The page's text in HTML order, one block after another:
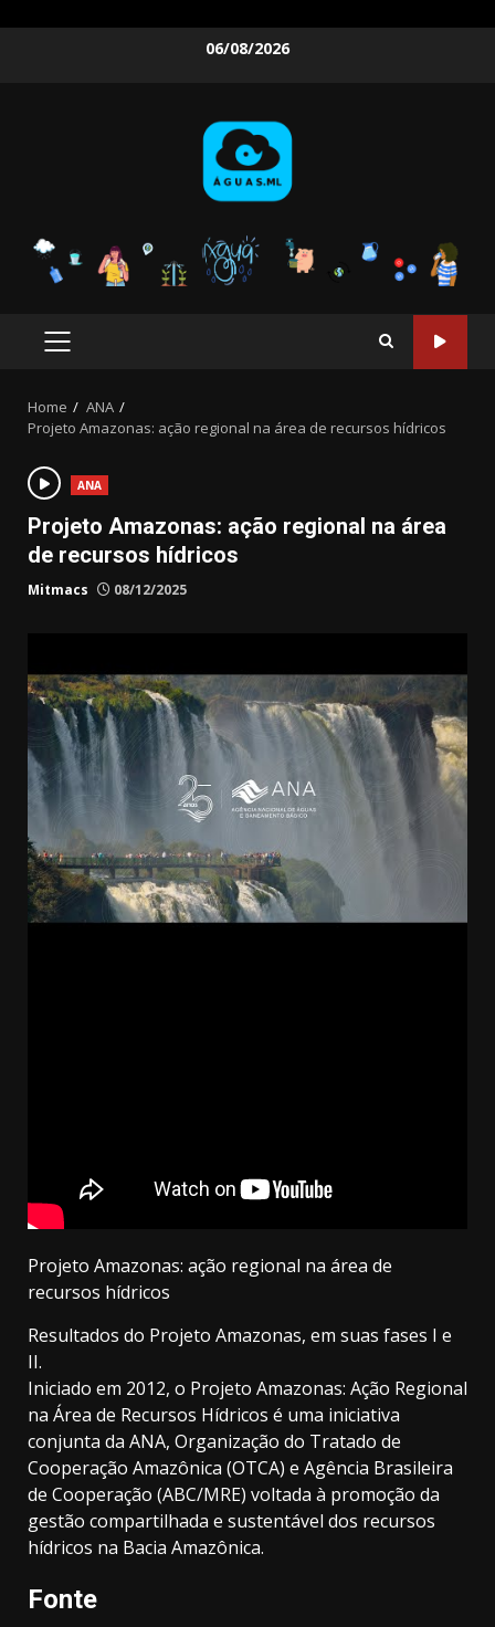
06/08/2026
PRIMARY
Home
ANA
Projeto Amazonas: ação regional na área de recursos hídricos
ANA
Projeto Amazonas: ação regional na área
de recursos hídricos
Mitmacs 08/12/2025
Projeto Amazonas: ação regional na área de
recursos hídricos
Resultados do Projeto Amazonas, em suas fases I e
II.
Iniciado em 2012, o Projeto Amazonas: Ação Regional
na Área de Recursos Hídricos é uma iniciativa
conjunta da ANA, Organização do Tratado de
Cooperação Amazônica (OTCA) e Agência Brasileira
de Cooperação (ABC/MRE) voltada à promoção da
gestão compartilhada e sustentável dos recursos
hídricos na Bacia Amazônica.
Fonte